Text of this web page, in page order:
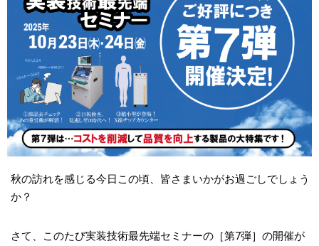
秋の訪れを感じる今日この頃、皆さまいかがお過ごしでしょう
か？
さて、このたび実装技術最先端セミナーの［第7弾］の開催が